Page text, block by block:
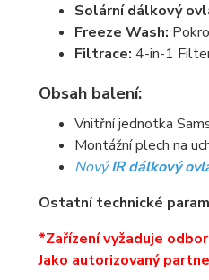
Solární dálkový
Freeze Wash:
Filtrace: 4-in-1
Obsah balení:
Vnitřní jednotka
Montážní plech na
NovýIR dálkový
Ostatní technické
*Zařízení vyžaduje
Jako autorizovaný